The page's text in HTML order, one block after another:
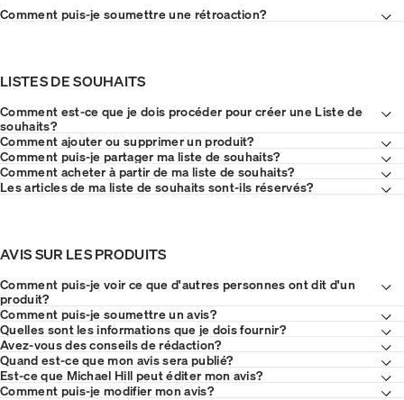
Comment puis-je soumettre une rétroaction?
LISTES DE SOUHAITS
Comment est-ce que je dois procéder pour créer une Liste de
souhaits?
Comment ajouter ou supprimer un produit?
Comment puis-je partager ma liste de souhaits?
Comment acheter à partir de ma liste de souhaits?
Les articles de ma liste de souhaits sont-ils réservés?
AVIS SUR LES PRODUITS
Comment puis-je voir ce que d'autres personnes ont dit d'un
produit?
Comment puis-je soumettre un avis?
Quelles sont les informations que je dois fournir?
Avez-vous des conseils de rédaction?
Quand est-ce que mon avis sera publié?
Est-ce que Michael Hill peut éditer mon avis?
Comment puis-je modifier mon avis?